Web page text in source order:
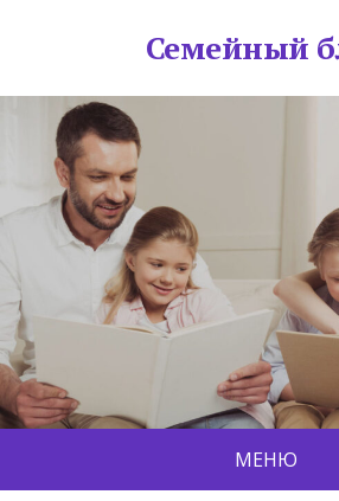
Семейный
МЕНЮ